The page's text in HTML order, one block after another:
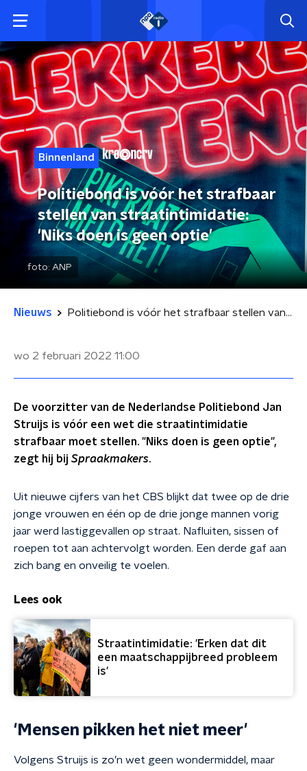
Binnenland
Politiebond is vóór het strafbaar
stellen van straatintimidatie:
'Niks doen is geen optie'
foto: ANP
Nieuws Politiebond is vóór het strafbaar stellen van straatintimidatie: 'Niks doen is geen optie'
wo 2 februari 2022 11:00
De voorzitter van de Nederlandse Politiebond Jan
Struijs is vóór een wet die straatintimidatie
strafbaar moet stellen. "Niks doen is geen optie",
zegt hij bij Spraakmakers.
Uit nieuwe cijfers van het CBS blijkt dat twee op de drie
jonge vrouwen en één op de drie jonge mannen vorig
jaar werd lastiggevallen op straat. Nafluiten, sissen of
roepen tot aan achtervolgt worden. Een derde gaf aan
zich bang en onveilig te voelen.
Lees ook
Straatintimidatie: 'Erken dat dit
een maatschappijbreed probleem
is'
'Mensen pikken het niet meer'
Volgens Struijs is zo’n wet geen wondermiddel, maar